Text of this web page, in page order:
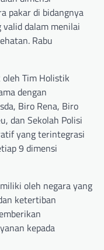
pakar di bidangnya
dalam menilai
Rabu
oleh Tim Holistik
dengan
Biro Rena, Biro
dan Sekolah Polisi
yang terintegrasi
9 dimensi
oleh negara yang
ketertiban
kepada